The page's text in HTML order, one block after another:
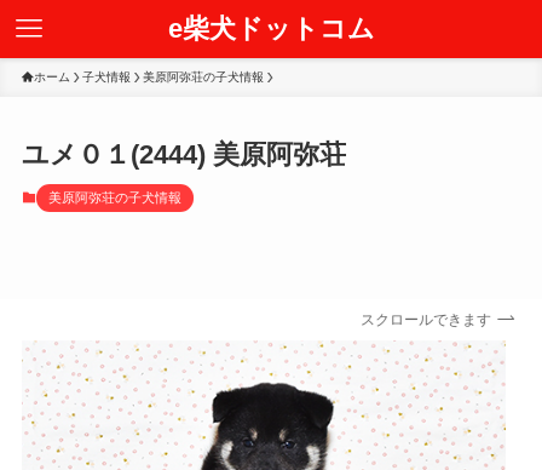
e柴犬ドットコム
ホーム 子犬情報 美原阿弥荘の子犬情報
ユメ０１(2444) 美原阿弥荘
美原阿弥荘の子犬情報
スクロールできます